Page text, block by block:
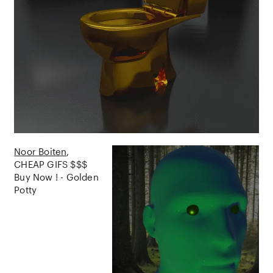
Noor Boiten
CHEAP GIFS $$$
Buy Now ! - Golden
Potty